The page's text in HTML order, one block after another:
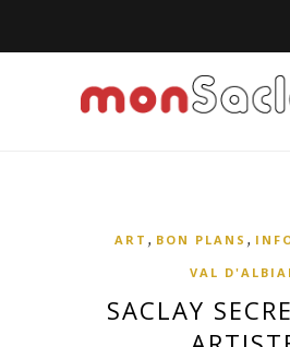
ART , BON PLANS ,
VAL
SACLAY